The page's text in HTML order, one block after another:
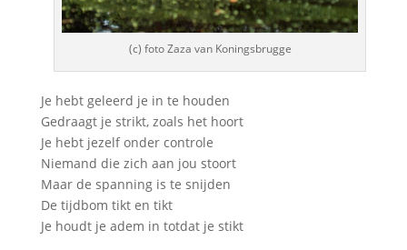
(c) foto Zaza van Koningsbrugge
Je hebt geleerd je in te houden
Gedraagt je strikt, zoals het hoort
Je hebt jezelf onder controle
Niemand die zich aan jou stoort
Maar de spanning is te snijden
De tijdbom tikt en tikt
Je houdt je adem in totdat je stikt